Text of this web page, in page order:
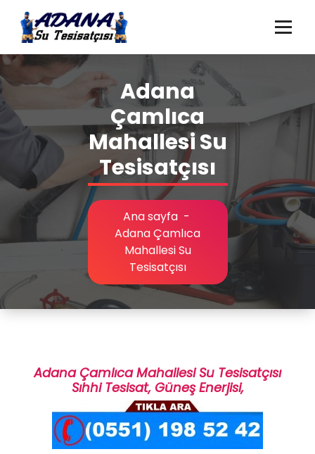
İçeriğe
Adana Gider Açma
Adana
Çamlıca
Mahallesi Su
Tesisatçısı
Ana sayfa-
Adana Çamlıca
Mahallesi Su
Tesisatçısı
Adana Çamlıca Mahallesi Su Tesisatçısı
Sıhhi Tesisat, Güneş Enerjisi,